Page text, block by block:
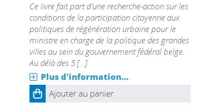
Ce livre fait part d'une recherche-action sur les
conditions de la participation citoyenne aux
politiques de régénération urbaine pour le
ministre en charge de la politique des grandes
villes au sein du gouvernement fédéral belge.
Au délà des 5 [...]
Plus d'information...
Ajouter au panier